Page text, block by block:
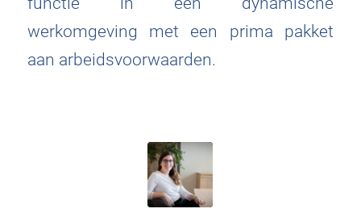
werkomgeving met een prima pakket
aan arbeidsvoorwaarden.